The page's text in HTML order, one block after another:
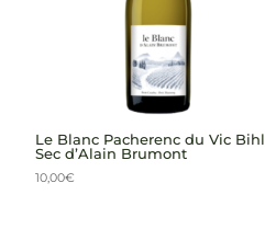
Le Blanc Pacherenc du Vic Bihl
Sec d’Alain Brumont
10,00€